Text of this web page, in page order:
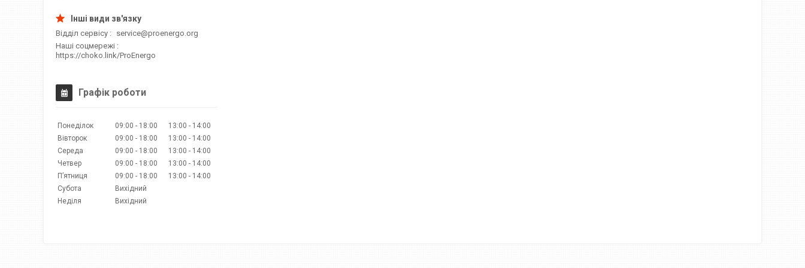
Відділ сервісу
service@proenergo.org
Наші соцмережі
https://choko.link/ProEnergo
Графік роботи
Понеділок 09:00 18:00 13:00
14:00
Вівторок
09:00 18:00 13:00
14:00
Середа
09:00 18:00 13:00
14:00
Четвер
09:00 18:00 13:00
14:00
Пʼятниця
09:00 18:00 13:00
14:00
Субота
Вихідний
Неділя
Вихідний